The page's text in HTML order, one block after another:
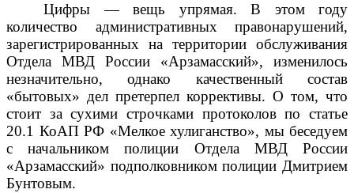
Цифры — вещь упрямая. В этом году
количество административных правонарушений,
зарегистрированных на территории обслуживания
Отдела МВД России «Арзамасский», изменилось
незначительно, однако качественный состав
«бытовых» дел претерпел коррективы. О том, что
стоит за сухими строчками протоколов по статье
20.1 КоАП РФ «Мелкое хулиганство», мы беседуем
с начальником полиции Отдела МВД России
«Арзамасский» подполковником полиции Дмитрием
Бунтовым.